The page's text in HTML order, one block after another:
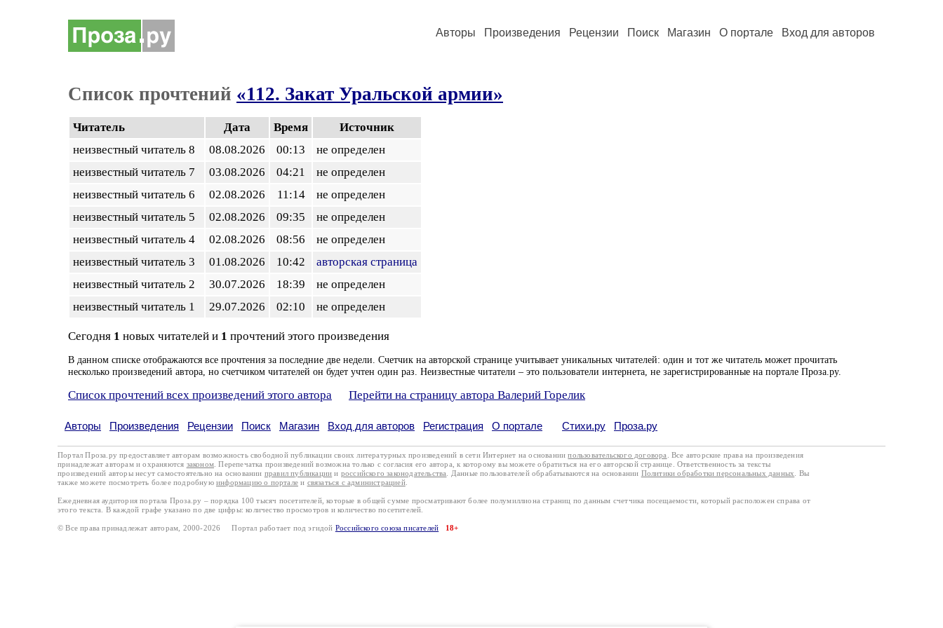
Авторы Произведения Рецензии Поиск Магазин О портале Вход для авторов
Список прочтений «112. Закат Уральской армии»
Читатель Дата Время
Источник
неизвестный читатель 8
08.08.2026 00:13
не определен
неизвестный читатель 7
03.08.2026 04:21
не определен
неизвестный читатель 6
02.08.2026 11:14
не определен
неизвестный читатель 5
02.08.2026 09:35
не определен
неизвестный читатель 4
02.08.2026 08:56
не определен
неизвестный читатель 3
01.08.2026 10:42
авторская страница
неизвестный читатель 2
30.07.2026 18:39
не определен
неизвестный читатель 1
29.07.2026 02:10 не определен
Сегодня 1 новых читателей и 1 прочтений этого произведения
В данном списке отображаются все прочтения за последние две недели. Счетчик на авторской странице учитывает уникальных читателей: один и тот же читатель может прочитать
несколько произведений автора, но счетчиком читателей он будет учтен один раз. Неизвестные читатели – это пользователи интернета, не зарегистрированные на портале Проза.ру.
Список прочтений всех произведений этого автора Перейти на страницу автора Валерий Горелик
Авторы Произведения Рецензии Поиск Магазин Вход для авторов Регистрация О портале Стихи.ру Проза.ру
Портал Проза.ру предоставляет авторам возможность свободной публикации своих литературных произведений в сети Интернет на основаниипользовательского договора
. Все авторские права на произведения
принадлежат авторам и охраняются законом . Перепечатка произведений возможна только с согласия его автора, к которому вы можете обратиться на его авторской странице. Ответственность за тексты
произведений авторы несут самостоятельно на основании правил публикации и российского законодательства . Данные пользователей обрабатываются на основании Политики обработки персональных данных
. Вы
также можете посмотреть более подробную информацию о портале и связаться с администрацией.
Ежедневная аудитория портала Проза.ру – порядка 100 тысяч посетителей, которые в общей сумме просматривают более полумиллиона страниц по данным счетчика посещаемости, который расположен справа от
этого текста. В каждой графе указано по две цифры: количество просмотров и количество посетителей.
© Все права принадлежат авторам, 2000-2026 Портал работает под эгидой Российского союза писателей 18+